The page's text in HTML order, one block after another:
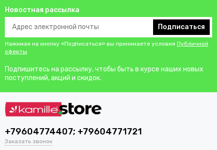
Новостная рассылка
Подписаться
Нажимая на кнопку «Подписаться» вы принимаете условия Публичной
оферты.
Подпишитесь на рассылку, чтобы быть в курсе наших новых
поступлений, акций и скидок.
+79604774407; +79604771721
Заказать звонок